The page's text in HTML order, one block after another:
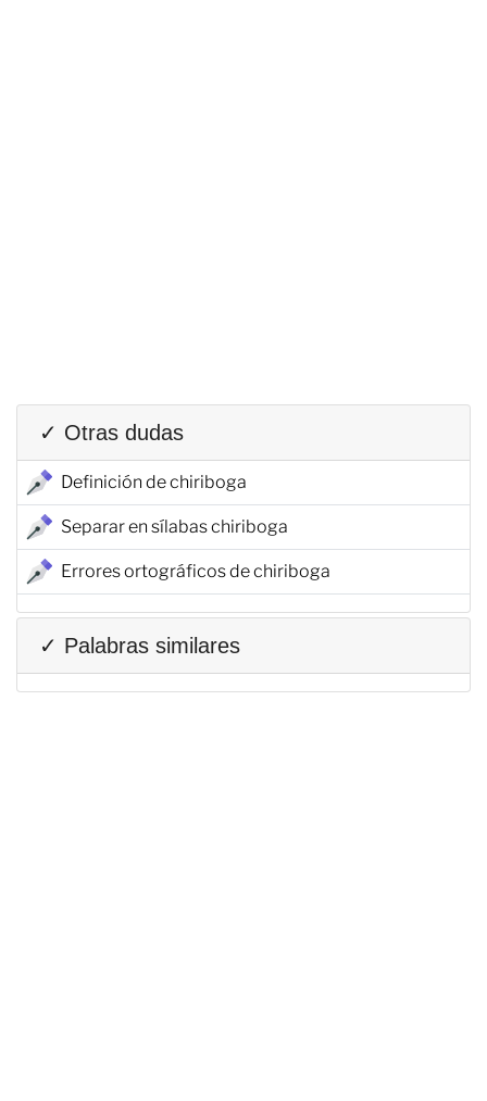
✓ Otras dudas
Definición de chiriboga
Separar en sílabas chiriboga
Errores ortográficos de chiriboga
✓ Palabras similares